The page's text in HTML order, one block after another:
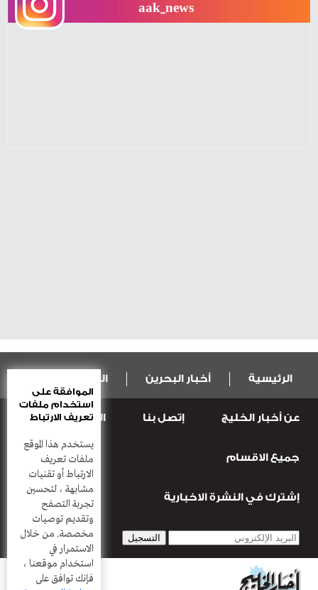
aak_news
الرئيسية أخبار البحرين المال و الاقتصاد
عربية ودولية الرياضة
قضـايــا وحـــوادث أعمدة
عن أخبار الخليج إتصل بنا المطبعة
جميع الاقسام
إشترك في النشرة الاخبارية
الموافقة على
استخدام ملفات
تعريف الارتباط
يستخدم هذا الموقع
ملفات تعريف
الارتباط أو تقنيات
مشابهة ، لتحسين
تجربة التصفح
وتقديم توصيات
مخصصة. من خلال
الاستمرار في
استخدام موقعنا ،
فإنك توافق على